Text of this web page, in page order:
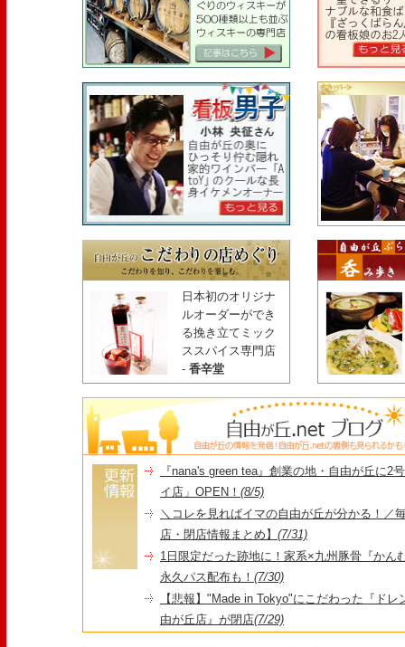
日本初のオリジナ
ルオーダーができ
る挽き立てミック
ススパイス専門店
- 香辛堂
『nana's green tea』創業の地・自由が丘に2
イ店」OPEN！ (8/5)
＼コレを見ればイマの自由が丘が分かる！／
店・閉店情報まとめ】 (7/31)
1日限定だった跡地に！家系×九州豚骨『かん
永久パス配布も！ (7/30)
【悲報】"Made in Tokyo"にこだわった『ド
由が丘店』が閉店(7/29)